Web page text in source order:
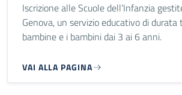
Iscrizione alle Scuole dell’Infanzia
Genova, un servizio educativo di
bambine e i bambini dai 3 ai 6 anni.
VAI ALLA PAGINA